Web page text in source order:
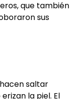
que también
sus
saltar
la piel. El